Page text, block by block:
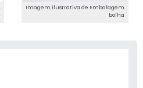
Imagem ilustrativa de Embalagem
bolha